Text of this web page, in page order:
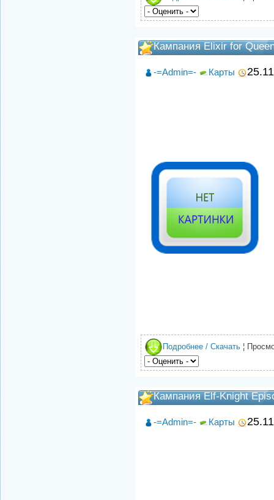
Кампания Elixir for
-=Admin=- Карты
Подробнее / Скачать ¦
Кампания Elf-Knight
-=Admin=- Карты